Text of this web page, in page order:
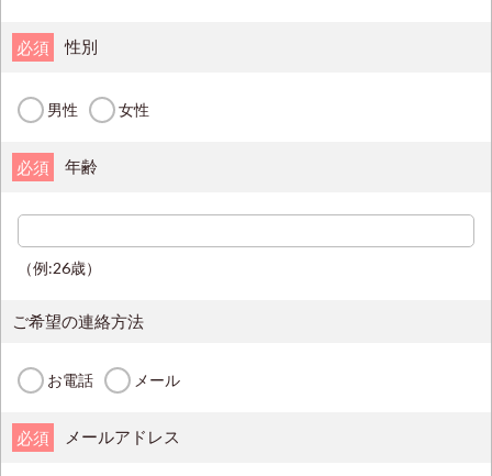
性別
必須
男性 女性
年齢
必須
（例:26歳）
ご希望の連絡方法
お電話 メール
メールアドレス
必須